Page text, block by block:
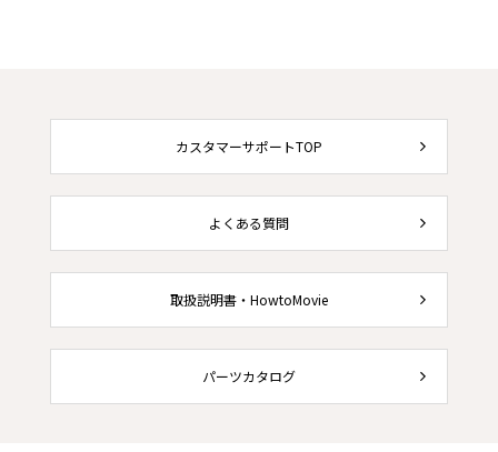
カスタマーサポートTOP
よくある質問
取扱説明書・HowtoMovie
パーツカタログ